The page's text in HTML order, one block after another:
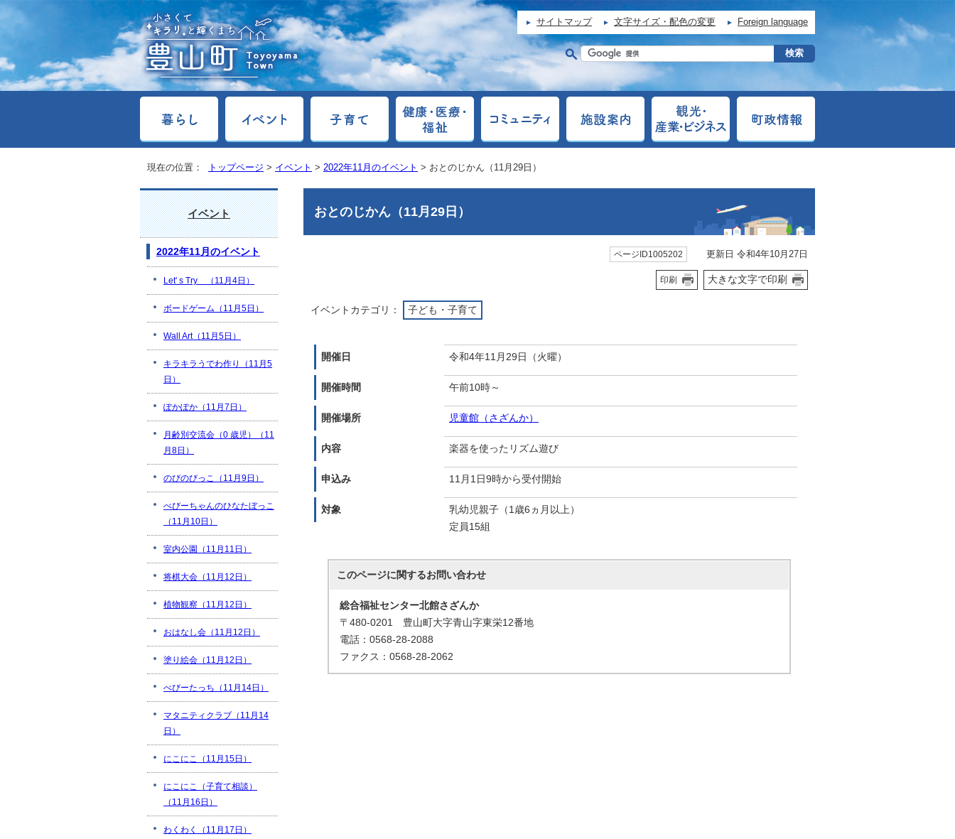
サイトマップ 文字サイズ・配色の変更 Foreign language
現在の位置： トップページ > イベント > 2022年11月のイベント > おとのじかん（11月29日）
おとのじかん（11月29日）
ページID1005202 更新日 令和4年10月27日
印刷 大きな文字で印刷
イベントカテゴリ： 子ども・子育て
開催日 令和4年11月29日（火曜）
開催時間 午前10時～
開催場所 児童館（さざんか）
内容 楽器を使ったリズム遊び
申込み 11月1日9時から受付開始
対象
乳幼児親子（1歳6ヵ月以上）
定員15組
このページに関するお問い合わせ
総合福祉センター北館さざんか
〒480-0201 豊山町大字青山字東栄12番地
電話：0568-28-2088
ファクス：0568-28-2062
イベント
2022年11月のイベント
Let' s Try （11月4日）
ボードゲーム（11月5日）
Wall Art（11月5日）
キラキラうでわ作り（11月5
日）
ぽかぽか（11月7日）
月齢別交流会（0 歳児）（11
月8日）
のびのびっこ（11月9日）
べびーちゃんのひなたぼっこ
（11月10日）
室内公園（11月11日）
将棋大会（11月12日）
植物観察（11月12日）
おはなし会（11月12日）
塗り絵会（11月12日）
べびーたっち（11月14日）
マタニティクラブ（11月14
日）
にこにこ（11月15日）
にこにこ（子育て相談）
（11月16日）
わくわく（11月17日）